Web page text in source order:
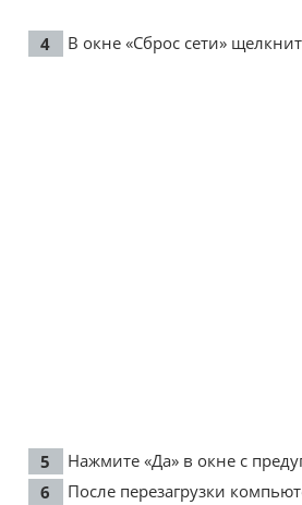
В окне «Сброс сети»
Нажмите «Да» в окне с
После перезагрузки